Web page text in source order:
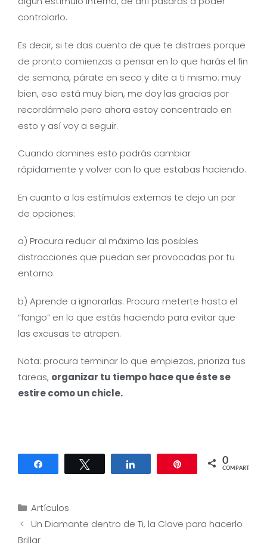
controlarlo.
Es decir, si te das cuenta de que te distraes porque
de pronto comienzas a pensar en lo que harás el fin
de semana, párate en seco y dite a ti mismo: muy
bien, eso está muy bien, me doy las gracias por
recordármelo pero ahora estoy concentrado en
esto y así voy a seguir.
Cuando domines esto podrás cambiar
rápidamente y volver con lo que estabas haciendo.
En cuanto a los estímulos externos te dejo un par
de opciones:
a) Procura reducir al máximo las posibles
distracciones que puedan ser provocadas por tu
entorno.
b) Aprende a ignorarlas. Procura meterte hasta el
“fango” en lo que estás haciendo para evitar que
las excusas te atrapen.
Nota: procura terminar lo que empiezas, prioriza tus
tareas, organizar tu tiempo hace que éste se
estire como un chicle.
Compartir Twittear Compartir 0
COMPARTIR
Categorías
Artículos
Navegación
de
Un Diamante dentro de Ti, la Clave para hacerlo
Brillar